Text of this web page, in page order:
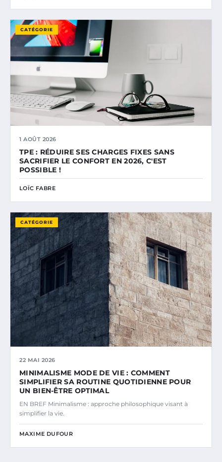
CATÉGORIE
1 AOÛT 2026
TPE : RÉDUIRE SES CHARGES FIXES SANS
SACRIFIER LE CONFORT EN 2026, C'EST
POSSIBLE !
LOÏC FABRE
CATÉGORIE
22 MAI 2026
MINIMALISME MODE DE VIE : COMMENT
SIMPLIFIER SA ROUTINE QUOTIDIENNE POUR
UN BIEN-ÊTRE OPTIMAL
EN BREF Minimalisme : approche philosophique visant à
simplifier la vie.
MAXIME DUFOUR